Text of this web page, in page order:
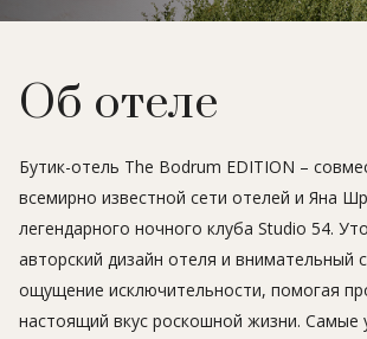
Об отеле
Бутик-отель The Bodrum EDITION –
всемирно известной сети отелей и Яна
легендарного ночного клуба Studio 54.
авторский дизайн отеля и внимательный
ощущение исключительности, помогая
настоящий вкус роскошной жизни. Самые